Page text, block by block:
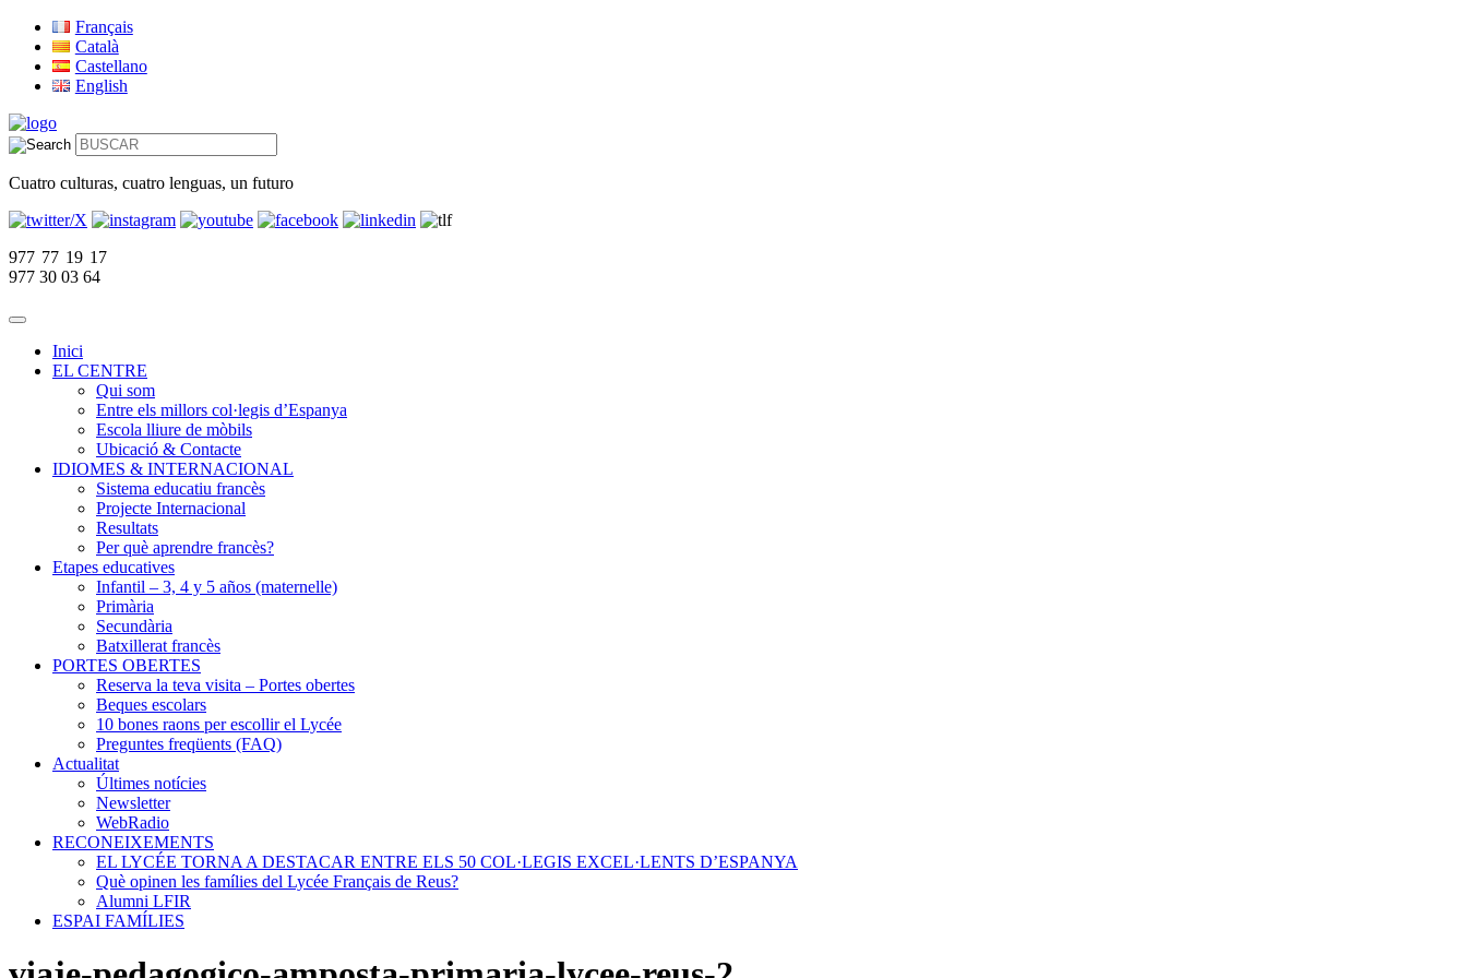
Français
Català
Castellano
English
Cuatro culturas, cuatro lenguas, un futuro
977 77 19 17
977 30 03 64
Inici
EL CENTRE
Qui som
Entre els millors col·legis d’Espanya
Escola lliure de mòbils
Ubicació & Contacte
IDIOMES & INTERNACIONAL
Sistema educatiu francès
Projecte Internacional
Resultats
Per què aprendre francès?
Etapes educatives
Infantil – 3, 4 y 5 años (maternelle)
Primària
Secundària
Batxillerat francès
PORTES OBERTES
Reserva la teva visita – Portes obertes
Beques escolars
10 bones raons per escollir el Lycée
Preguntes freqüents (FAQ)
Actualitat
Últimes notícies
Newsletter
WebRadio
RECONEIXEMENTS
EL LYCÉE TORNA A DESTACAR ENTRE ELS 50 COL·LEGIS EXCEL·LENTS D’ESPANYA
Què opinen les famílies del Lycée Français de Reus?
Alumni LFIR
ESPAI FAMÍLIES